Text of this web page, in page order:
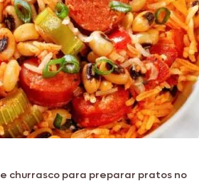
churrasco para preparar pratos no